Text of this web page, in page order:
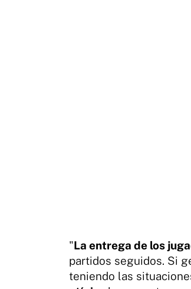
"La entrega de los
partidos seguidos. Si
teniendo las